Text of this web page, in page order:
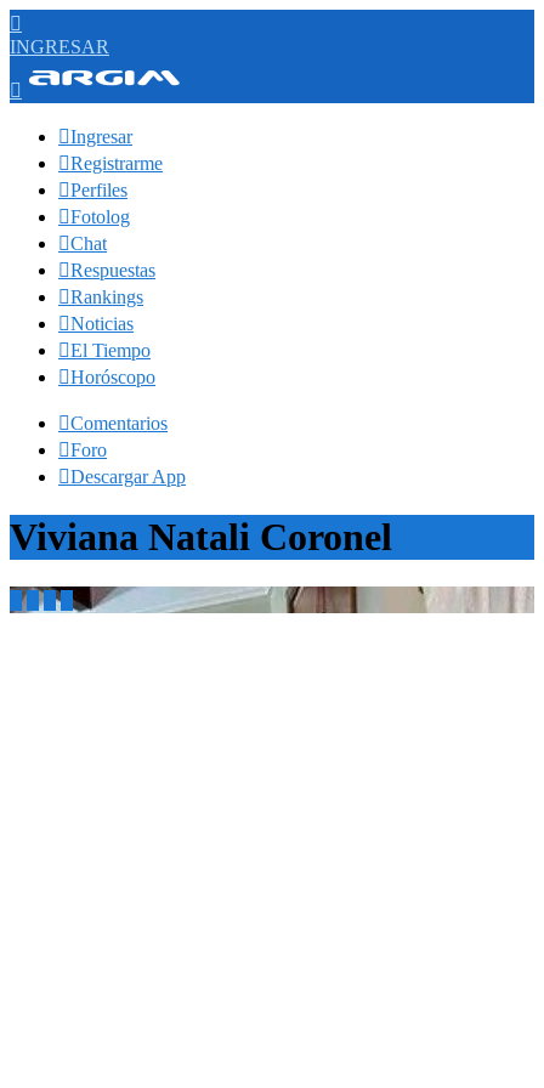

INGRESAR

Ingresar
Registrarme
Perfiles
Fotolog
Chat
Respuestas
Rankings
Noticias
El Tiempo
Horóscopo
Comentarios
Foro
Descargar App
Viviana Natali Coronel